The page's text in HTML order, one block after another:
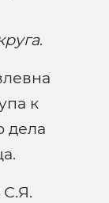
.
к
дела